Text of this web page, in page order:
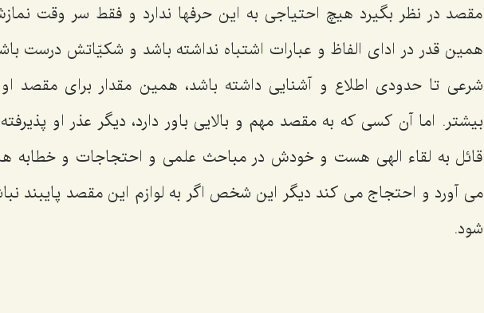
مقصد در نظر بگیرد هیچ احتیاجی به این حرفها ندارد و فقط سر وقت
همین قدر در ادای الفاظ و عبارات اشتباه نداشته باشد و شکیّاتش درست
شرعی تا حدودی اطلاع و آشنایی داشته باشد، همین مقدار برای مقصد
بیشتر. اما آن کسی که به مقصد مهم و بالایی باور دارد، دیگر عذر او
قائل به لقاء الهی هست و خودش در مباحث علمی و احتجاجات و خطابه
می آورد و احتجاج می کند دیگر این شخص اگر به لوازم این مقصد پایبند
شود.